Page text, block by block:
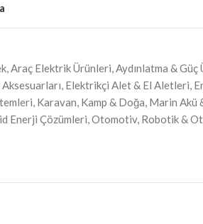
,Araç Elektrik Ürünleri,Aydınlatma & Güç
, Elektrikçi Alet & El Aletleri,
, Karavan, Kamp & Doğa, Marin Akü
Enerji Çözümleri,Otomotiv, Robotik &